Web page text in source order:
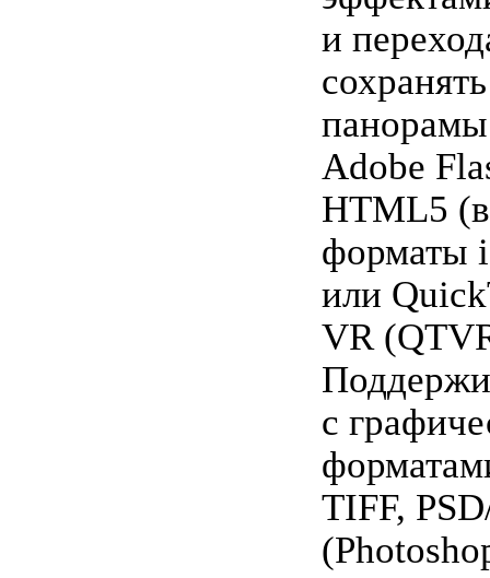
и
Adobe
HTML5
форматы
или
VR
с
TIFF,